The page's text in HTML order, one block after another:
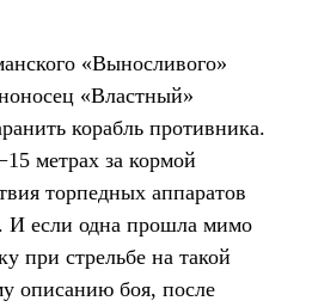
«Выносливого»
«Властный»
корабль противника.
метрах за кормой
торпедных аппаратов
И если одна прошла мимо
при стрельбе на такой
описанию боя, после